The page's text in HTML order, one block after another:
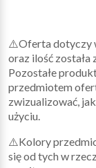
⚠️Oferta dotyczy
oraz ilość
Pozostałe
przedmiotem
zwizualizować,
użyciu.
⚠️Kolory
się od tych w